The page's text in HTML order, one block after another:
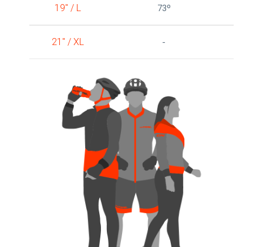
19" / L 73º
21" / XL -